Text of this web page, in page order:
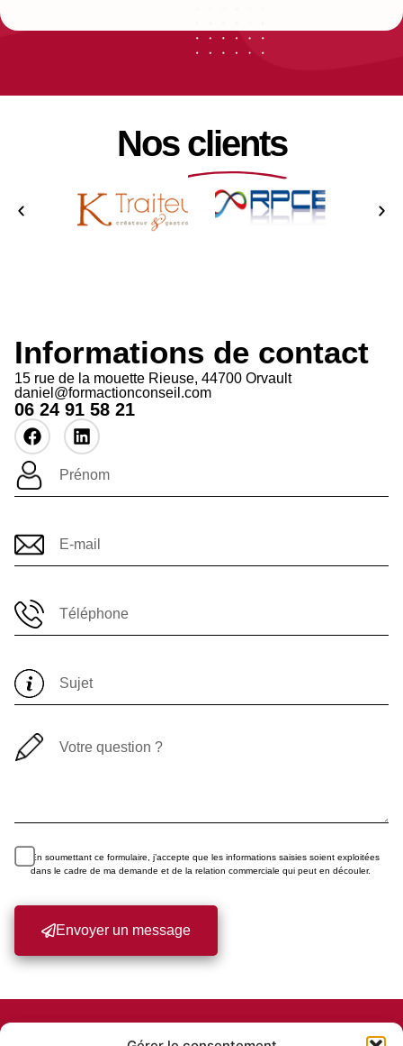
Nos clients
Informations de contact
15 rue de la mouette Rieuse, 44700 Orvault
daniel@formactionconseil.com
06 24 91 58 21
En soumettant ce formulaire, j’accepte que les informations saisies soient exploitées
dans le cadre de ma demande et de la relation commerciale qui peut en découler.
Envoyer un message